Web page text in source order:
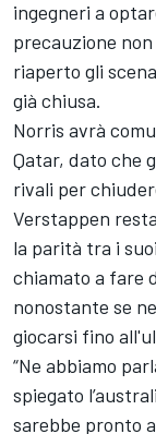
ingegneri a
precauzione
riaperto gli
già chiusa.
Norris avrà
Qatar, dato che
rivali per
Verstappen
la parità tra i
chiamato a fare
nonostante se
giocarsi fino
“Ne abbiamo
spiegato
sarebbe pronto